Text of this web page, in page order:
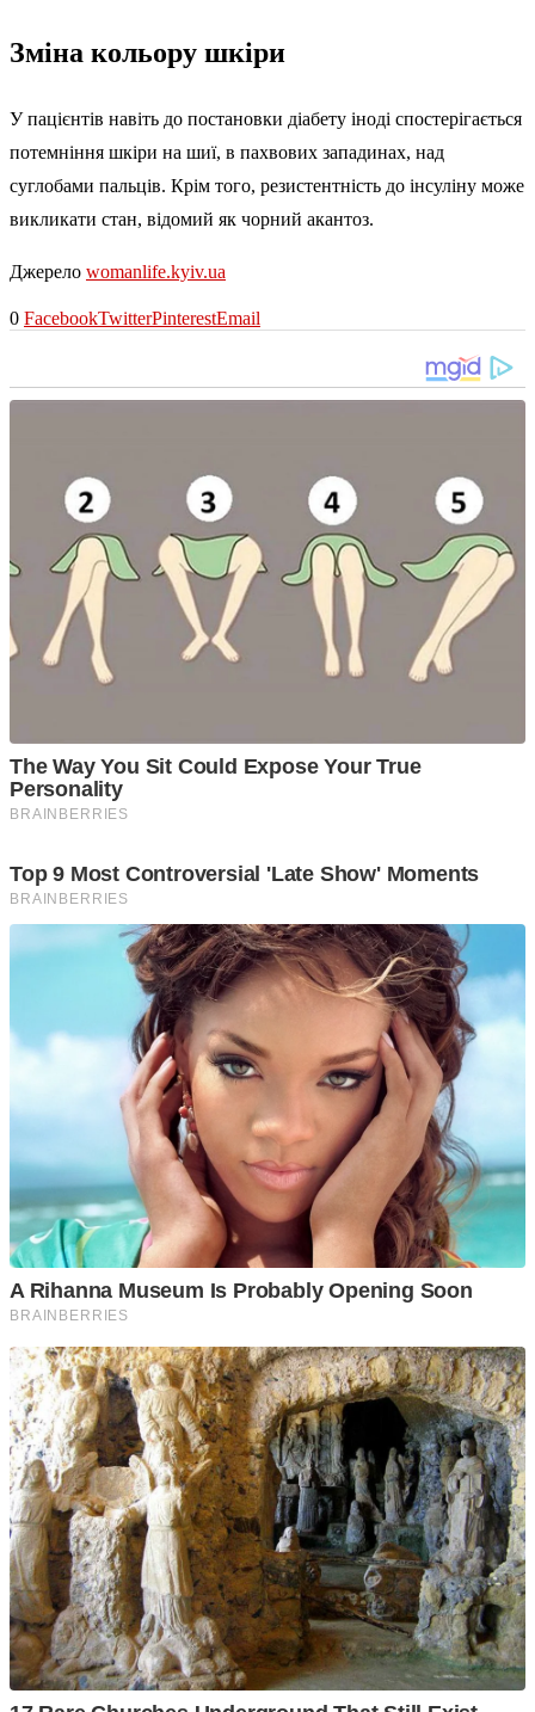
Зміна кольору шкіри
У пацієнтів навіть до постановки діабету іноді спостерігається
потемніння шкіри на шиї, в пахвових западинах, над
суглобами пальців. Крім того, резистентність до інсуліну може
викликати стан, відомий як чорний акантоз.
Джерело womanlife.kyiv.ua
0 FacebookTwitterPinterestEmail